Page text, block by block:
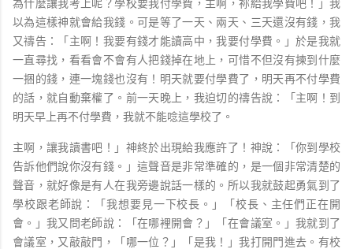
為什麼讓我考上呢？學校要我付學費，主啊，祢給我學費吧！」我
以為這樣神就會給我錢。可是等了一天、兩天、三天還沒有錢，我
又禱告：「主啊！我要有錢才能讀高中，我要付學費。」於是我就
一直尋找，看看會不會有人把錢掉在地上，可惜不但沒有揀到什麼
一捆的錢，連一塊錢也沒有！明天就要付學費了，明天再不付學費
的話，就自動棄權了。前一天晚上，我迫切的禱告說：「主啊！到
明天早上再不付學費，我就不能唸這學校了。
主啊，讓我讀書吧！」神終於出現給我應許了！神說：「你到學校
告訴他們說你沒有錢。」這聲音是非常準確的，是一個非常清楚的
聲音，就好像是有人在我旁邊說話一樣的。所以我就鼓起勇氣到了
學校跟老師說：「我想要見一下校長。」「校長、主任們正在開
會。」我又問老師說：「在哪裡開會？」「在會議室。」我就到了
會議室，又敲敲門，「哪一位？」「是我！」我打開門進去。有校